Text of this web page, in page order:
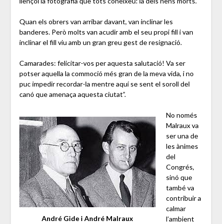
Quan els obrers van arribar davant, van inclinar les
banderes. Però molts van acudir amb el seu propi fill i van
inclinar el fill viu amb un gran greu gest de resignació.
Camarades: felicitar-vos per aquesta salutació! Va ser
potser aquella la commoció més gran de la meva vida, i no
puc impedir recordar-la mentre aquí se sent el soroll del
canó que amenaça aquesta ciutat”.
André Gide i André Malraux
No només
Malraux va
ser una de
les ànimes
del
Congrés,
sinó que
també va
contribuir a
calmar
l’ambient